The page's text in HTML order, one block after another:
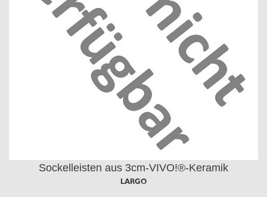
Sockelleisten aus 3cm-VIVO!®-Keramik
LARGO